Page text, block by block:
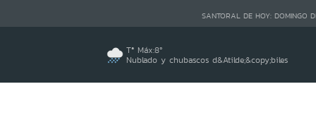
SANTORAL DE HOY: DOMINGO
Tª Máx:8º
Nublado y chubascos d&Atilde;&copy;biles